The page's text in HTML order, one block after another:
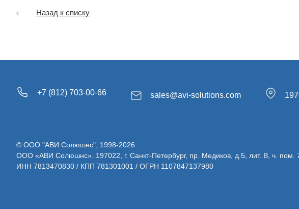
Назад к списку
+7 (812) 703-00-66 sales@avi-solutions.com
© ООО "АВИ Солюшнс", 1998-2026
ООО «АВИ Солюшнс». 197022, г. Санкт-Петербург, пр. Медиков, д.5, лит. В, ч. пом.
ИНН 7813470830 / КПП 781301001 / ОГРН 1107847137980